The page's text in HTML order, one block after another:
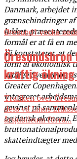
Danmark, arbejdet
grænsehindringer af
lukket,
formål er at få en
Vi konstaterer, at
form af økonomisk
sydlige Sverige og
Greater
integreret
gevinst på
og dansk økonomi.
skatteindtægter
Øresund1 vecka
kraftig
Trafiken över
dess vd Linus
årsjubileum förra...